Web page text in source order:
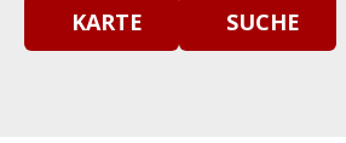
KARTE SUCHE